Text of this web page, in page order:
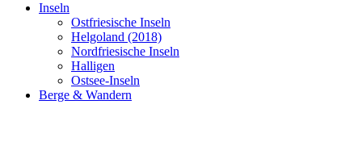
Inseln
Ostfriesische Inseln
Helgoland (2018)
Nordfriesische Inseln
Halligen
Ostsee-Inseln
Berge & Wandern